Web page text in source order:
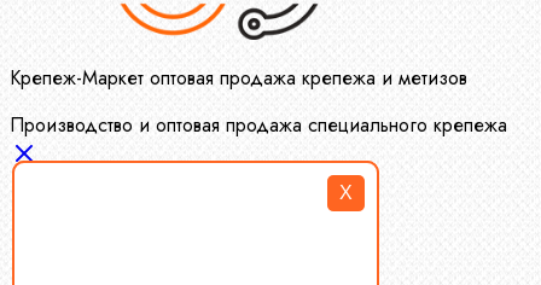
X
Крепеж-Маркет оптовая продажа крепежа и метизов
Производство и оптовая продажа специального крепежа